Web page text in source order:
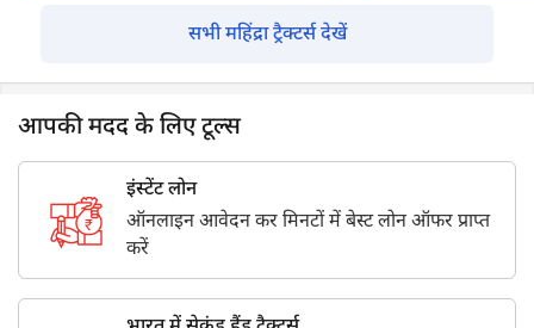
सभी महिंद्रा ट्रैक्टर्स देखें
आपकी मदद के लिए टूल्स
इंस्टेंट लोन
ऑनलाइन आवेदन कर मिनटों में बेस्ट लोन ऑफर प्राप्त
करें